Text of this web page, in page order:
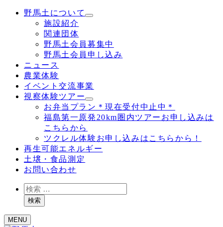
野馬土について
施設紹介
関連団体
野馬土会員募集中
野馬土会員申し込み
ニュース
農業体験
イベント交流事業
視察体験ツアー
お弁当プラン＊現在受付中止中＊
福島第一原発20km圏内ツアーお申し込みは
こちらから
ツクレル体験お申し込みはこちらから！
再生可能エネルギー
土壌・食品測定
お問い合わせ
検
索検索
MENU